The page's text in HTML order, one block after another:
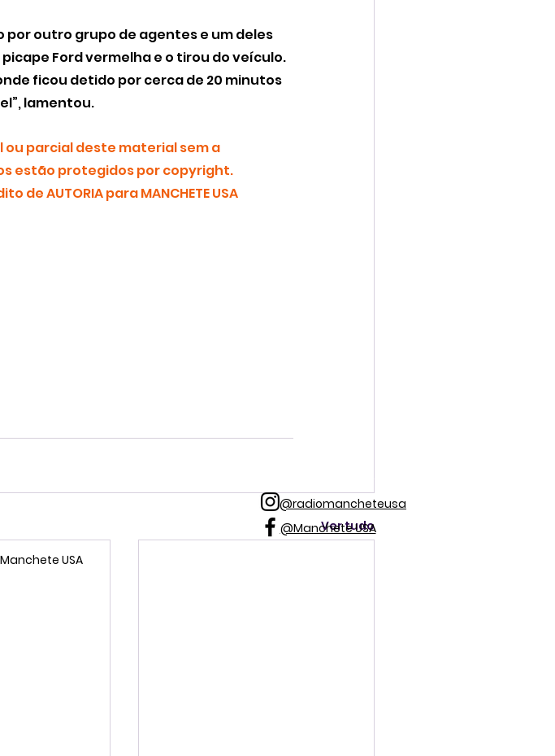
outro grupo de agentes e um deles
Ford vermelha e o tirou do veículo.
ficou detido por cerca de 20 minutos
lamentou.
parcial deste material sem a
estão protegidos por copyright.
AUTORIA para MANCHETE USA
Ver tudo
@radiomancheteusa
@Manchete USA
USA